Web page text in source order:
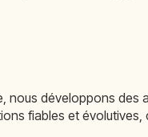
nous développons
fiables et